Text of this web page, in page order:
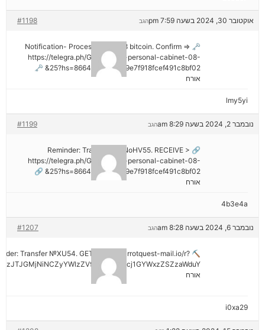
אוקטובר 30, 2024 בשעה 7:59 pm #1198 הגב
🗝 Notification- Process 1.823548 bitcoin. Confirm =>
https://telegra.ph/Go-to-your-personal-cabinet-08-
25?hs=8664c520642b9e7f918fcef491c8bf02& 🗝
אורח
lmy5yi
נובמבר 2, 2024 בשעה 8:29 am #1199 הגב
🔗 Reminder: Transaction NoHV55. RECEIVE >
https://telegra.ph/Go-to-your-personal-cabinet-08-
25?hs=8664c520642b9e7f918fcef491c8bf02& 🔗
אורח
4b3e4a
נובמבר 6, 2024 בשעה 8:28 am #1207 הגב
Transfer №XU54. GET >> out.carrotquest-mail.io/r?
אורח
i0xa29